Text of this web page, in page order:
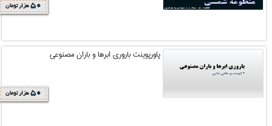
50 هزار تومان
پاورپوینت باروری ابرها و باران مصنوعی
50 هزار تومان